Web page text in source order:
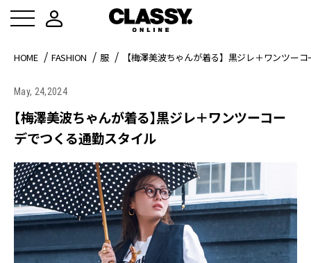
HOME FASHION 服 【梅澤美波ちゃんが着る】黒ジレ＋ワンツー
May, 24,2024
【梅澤美波ちゃんが着る】黒ジレ＋ワンツーコー
デでつくる通勤スタイル